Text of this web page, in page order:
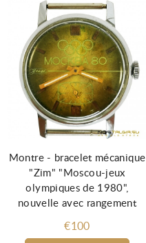
Montre - bracelet mécanique
"Zim" "Moscou-jeux
olympiques de 1980",
nouvelle avec rangement
€100